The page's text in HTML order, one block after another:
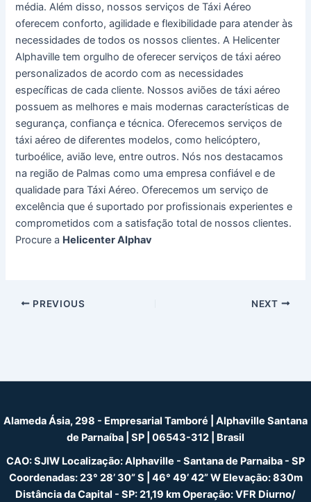
média. Além disso, nossos serviços de Táxi Aéreo
oferecem conforto, agilidade e flexibilidade para atender às
necessidades de todos os nossos clientes. A Helicenter
Alphaville tem orgulho de oferecer serviços de táxi aéreo
personalizados de acordo com as necessidades
específicas de cada cliente. Nossos aviões de táxi aéreo
possuem as melhores e mais modernas características de
segurança, confiança e técnica. Oferecemos serviços de
táxi aéreo de diferentes modelos, como helicóptero,
turboélice, avião leve, entre outros. Nós nos destacamos
na região de Palmas como uma empresa confiável e de
qualidade para Táxi Aéreo. Oferecemos um serviço de
excelência que é suportado por profissionais experientes e
comprometidos com a satisfação total de nossos clientes.
Procure a Helicenter Alphav
Post PREVIOUS NEXT
Alameda Ásia, 298 - Empresarial Tamboré | Alphaville Santana
de Parnaíba | SP | 06543-312 | Brasil
CAO: SJIW Localização: Alphaville - Santana de Parnaiba - SP
Coordenadas: 23° 28’ 30” S | 46° 49’ 42” W Elevação: 830m
Distância da Capital - SP: 21,19 km Operação: VFR Diurno/